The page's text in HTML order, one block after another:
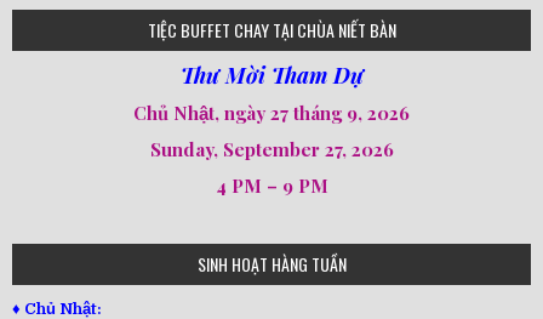
80
78
77
82
92
93
94
95
98
641
182
101
loipha2
loipha4
loipha1
loipha5
loipha7
loipha8
loipha10
loipha9
loi-phat-day
loipha15
loipha13
TIỆC BUFFET CHAY TẠI CHÙA NIẾT BÀN
Thư Mời Tham Dự
Chủ Nhật, ngày 27 tháng 9, 2026
Sunday, September 27, 2026
4 PM – 9 PM
SINH HOẠT HÀNG TUẦN
♦ Chủ Nhật: